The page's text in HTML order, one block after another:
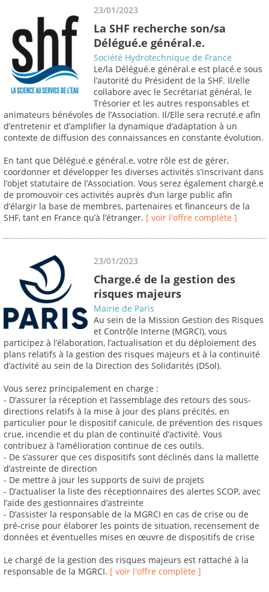
23/01/2023
La SHF recherche son/sa
Délégué.e général.e.
Société Hydrotechnique de France
Le/la Délégué.e général.e est placé.e sous
l’autorité du Président de la SHF. Il/elle
collabore avec le Secrétariat général, le
Trésorier et les autres responsables et
animateurs bénévoles de l’Association. Il/Elle sera recruté.e afin
d’entretenir et d’amplifier la dynamique d’adaptation à un
contexte de diffusion des connaissances en constante évolution.
En tant que Délégué.e général.e, votre rôle est de gérer,
coordonner et développer les diverses activités s’inscrivant dans
l’objet statutaire de l’Association. Vous serez également chargé.e
de promouvoir ces activités auprès d’un large public afin
d’élargir la base de membres, partenaires et financeurs de la
SHF, tant en France qu’à l’étranger. [ voir l'offre complète ]
23/01/2023
Charge.é de la gestion des
risques majeurs
Mairie de Paris
Au sein de la Mission Gestion des Risques
et Contrôle Interne (MGRCI), vous
participez à l’élaboration, l’actualisation et du déploiement des
plans relatifs à la gestion des risques majeurs et à la continuité
d’activité au sein de la Direction des Solidarités (DSol).
Vous serez principalement en charge :
- D’assurer la réception et l’assemblage des retours des sous-
directions relatifs à la mise à jour des plans précités, en
particulier pour le dispositif canicule, de prévention des risques
crue, incendie et du plan de continuité d’activité. Vous
contribuez à l’amélioration continue de ces outils.
- De s’assurer que ces dispositifs sont déclinés dans la mallette
d’astreinte de direction
- De mettre à jour les supports de suivi de projets
- D’actualiser la liste des réceptionnaires des alertes SCOP, avec
l’aide des gestionnaires d’astreinte
- D’assister la responsable de la MGRCI en cas de crise ou de
pré-crise pour élaborer les points de situation, recensement de
données et éventuelles mises en œuvre de dispositifs de crise
Le chargé de la gestion des risques majeurs est rattaché à la
responsable de la MGRCI. [ voir l'offre complète ]